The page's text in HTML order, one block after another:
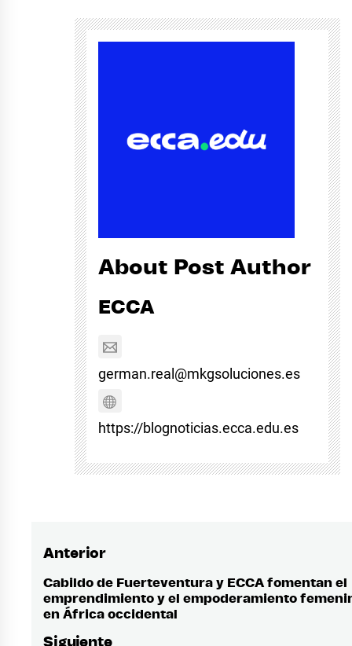
About Post Author
ECCA
german.real@mkgsoluciones.es
https://blognoticias.ecca.edu.es
Navegación
de
entradas
Anterior
Entrada
anterior:
Cabildo de Fuerteventura y ECCA fomentan el
emprendimiento y el empoderamiento
en África occidental
Siguiente